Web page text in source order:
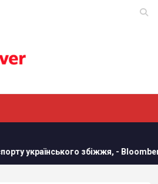
збіжжя, - Bloomberg